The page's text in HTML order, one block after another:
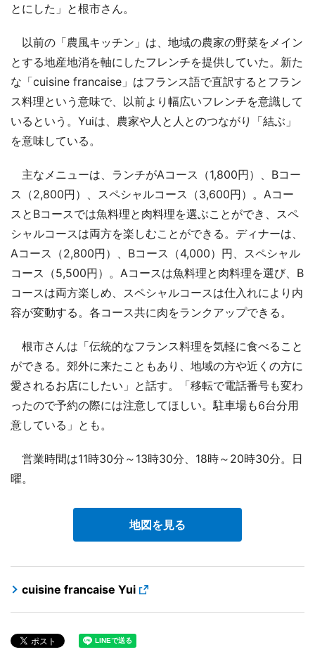
とにした」と根市さん。
以前の「農風キッチン」は、地域の農家の野菜をメイン
とする地産地消を軸にしたフレンチを提供していた。新た
な「cuisine francaise」はフランス語で直訳するとフラン
ス料理という意味で、以前より幅広いフレンチを意識して
いるという。Yuiは、農家や人と人とのつながり「結ぶ」
を意味している。
主なメニューは、ランチがAコース（1,800円）、Bコー
ス（2,800円）、スペシャルコース（3,600円）。Aコー
スとBコースでは魚料理と肉料理を選ぶことができ、スペ
シャルコースは両方を楽しむことができる。ディナーは、
Aコース（2,800円）、Bコース（4,000）円、スペシャル
コース（5,500円）。Aコースは魚料理と肉料理を選び、B
コースは両方楽しめ、スペシャルコースは仕入れにより内
容が変動する。各コース共に肉をランクアップできる。
根市さんは「伝統的なフランス料理を気軽に食べること
ができる。郊外に来たこともあり、地域の方や近くの方に
愛されるお店にしたい」と話す。「移転で電話番号も変わ
ったので予約の際には注意してほしい。駐車場も6台分用
意している」とも。
営業時間は11時30分～13時30分、18時～20時30分。日
曜。
地図を見る
cuisine francaise Yui